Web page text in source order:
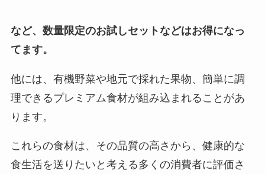
など、数量限定のお試しセットなどはお得になっ
てます。
他には、有機野菜や地元で採れた果物、簡単に調
理できるプレミアム食材が組み込まれることがあ
ります。
これらの食材は、その品質の高さから、健康的な
食生活を送りたいと考える多くの消費者に評価さ